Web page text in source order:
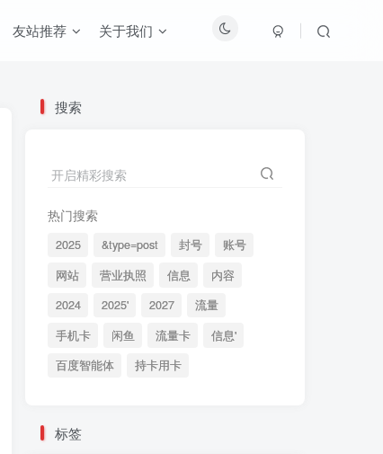
友站推荐 关于我们
搜索
开启精彩搜索
热门搜索
2025 &type=post 封号
账号
网站
营业执照 信息
内容
2024
2025' 2027
流量
手机卡
闲鱼 流量卡
信息'
百度智能体
持卡用卡
标签